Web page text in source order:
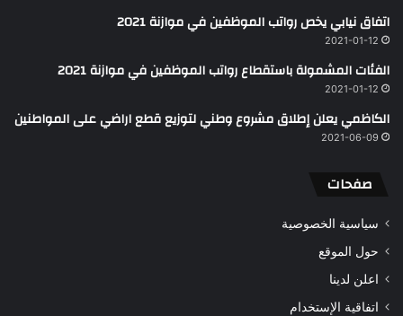
اتفاق نيابي يخص رواتب الموظفين في موازنة 2021
2021-01-12
الفئات المشمولة باستقطاع رواتب الموظفين في موازنة 2021
2021-01-12
الكاظمي يعلن إطلاق مشروع وطني لتوزيع قطع اراضي على المواطنين
2021-06-09
صفحات
سياسية الخصوصية
حول الموقع
اعلن لدينا
اتفاقية الإستخدام